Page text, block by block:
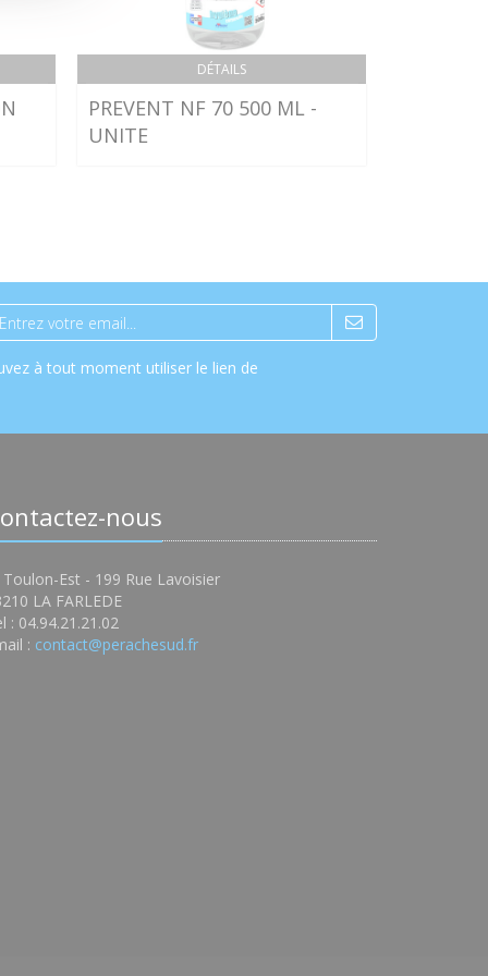
DÉTAILS
PREVENT NF 70 500 ML -
UNITE
à tout moment utiliser le lien de
nous
Toulon-Est - 199 Rue Lavoisier
LA FARLEDE
: 04.94.21.21.02
: contact@perachesud.fr